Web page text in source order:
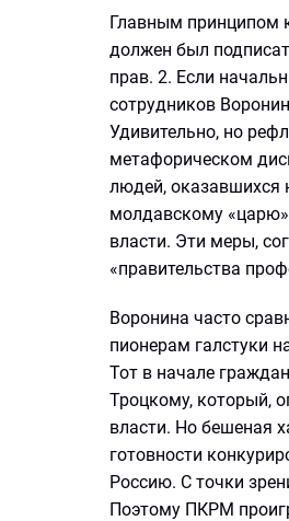
Главным принципом
должен был
прав. 2. Если
сотрудников
Удивительно, но
метафорическом
людей, оказавшихся
молдавскому
власти. Эти меры,
«правительства
Воронина часто
пионерам галстуки
Тот в начале
Троцкому, который,
власти. Но бешеная
готовности
Россию. С точки
Поэтому ПКРМ